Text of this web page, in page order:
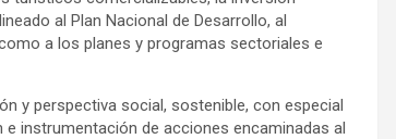
al Plan Nacional de Desarrollo, al
a los planes y programas sectoriales e
y perspectiva social, sostenible, con especial
instrumentación de acciones encaminadas al